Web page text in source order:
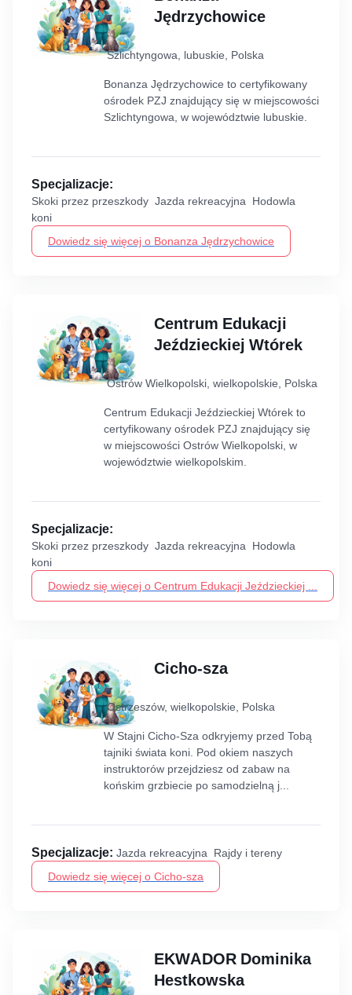
Jędrzychowice
Szlichtyngowa, lubuskie, Polska
Bonanza Jędrzychowice to certyfikowany
ośrodek PZJ znajdujący się w miejscowości
Szlichtyngowa, w województwie lubuskie.
Specjalizacje:
Skoki przez przeszkody Jazda rekreacyjna Hodowla
koni
Dowiedz się więcej o Bonanza Jędrzychowice
Centrum Edukacji
Jeździeckiej Wtórek
Ostrów Wielkopolski, wielkopolskie, Polska
Centrum Edukacji Jeździeckiej Wtórek to
certyfikowany ośrodek PZJ znajdujący się
w miejscowości Ostrów Wielkopolski, w
województwie wielkopolskim.
Specjalizacje:
Skoki przez przeszkody Jazda rekreacyjna Hodowla
koni
Dowiedz się więcej o Centrum Edukacji Jeździeckiej ...
Cicho-sza
Ostrzeszów, wielkopolskie, Polska
W Stajni Cicho-Sza odkryjemy przed Tobą
tajniki świata koni. Pod okiem naszych
instruktorów przejdziesz od zabaw na
końskim grzbiecie po samodzielną j...
Specjalizacje: Jazda rekreacyjna Rajdy i tereny
Dowiedz się więcej o Cicho-sza
EKWADOR Dominika
Hestkowska